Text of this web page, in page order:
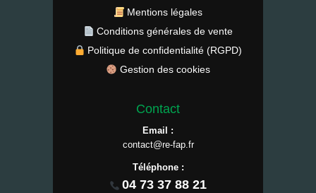
Mentions légales
Conditions générales de vente
Politique de confidentialité (RGPD)
Gestion des cookies
Contact
Email :
contact@re-fap.fr
Téléphone :
04 73 37 88 21